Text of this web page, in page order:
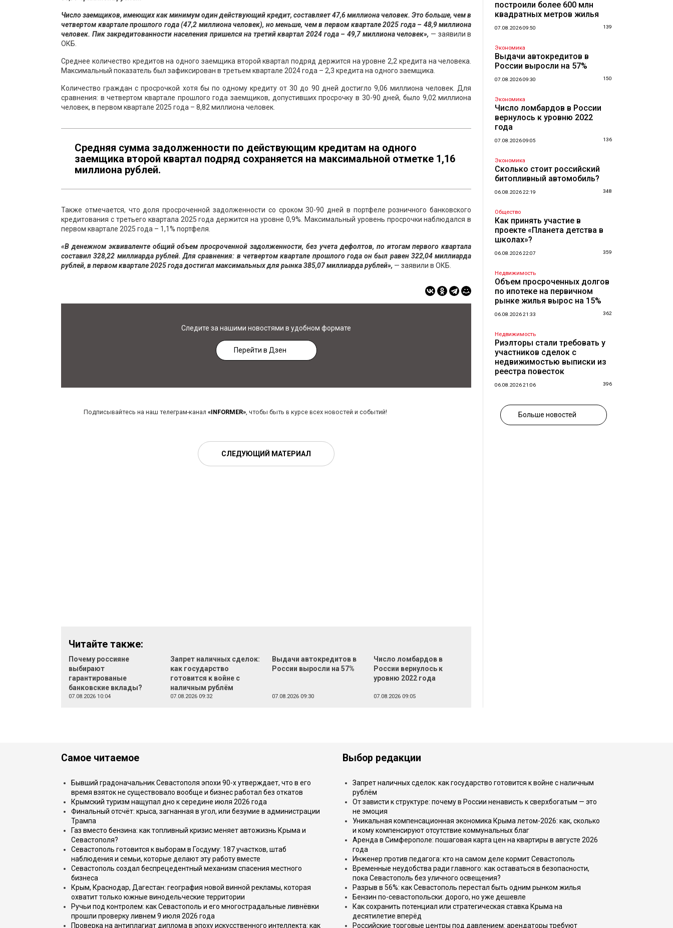
Число заемщиков, имеющих как минимум один действующий кредит, составляет 47,6 миллиона человек. Это больше, чем в
четвертом квартале прошлого года (47,2 миллиона человек), но меньше, чем в первом квартале 2025 года – 48,9 миллиона
человек. Пик закредитованности населения пришелся на третий квартал 2024 года – 49,7 миллиона человек», — заявили в
ОКБ.
Среднее количество кредитов на одного заемщика второй квартал подряд держится на уровне 2,2 кредита на человека.
Максимальный показатель был зафиксирован в третьем квартале 2024 года – 2,3 кредита на одного заемщика.
Количество граждан с просрочкой хотя бы по одному кредиту от 30 до 90 дней достигло 9,06 миллиона человек. Для
сравнения: в четвертом квартале прошлого года заемщиков, допустивших просрочку в 30-90 дней, было 9,02 миллиона
человек, в первом квартале 2025 года – 8,82 миллиона человек.
Средняя сумма задолженности по действующим кредитам на одного
заемщика второй квартал подряд сохраняется на максимальной отметке 1,16
миллиона рублей.
Также отмечается, что доля просроченной задолженности со сроком 30-90 дней в портфеле розничного банковского
кредитования с третьего квартала 2025 года держится на уровне 0,9%. Максимальный уровень просрочки наблюдался в
первом квартале 2025 года – 1,1% портфеля.
«В денежном эквиваленте общий объем просроченной задолженности, без учета дефолтов, по итогам первого квартала
составил 328,22 миллиарда рублей. Для сравнения: в четвертом квартале прошлого года он был равен 322,04 миллиарда
рублей, в первом квартале 2025 года достигал максимальных для рынка 385,07 миллиарда рублей», — заявили в ОКБ.
Следите за нашими новостями в удобном формате
Перейти в Дзен
Подписывайтесь на наш телеграм-канал «INFORMER», чтобы быть в курсе всех новостей и событий!
СЛЕДУЮЩИЙ МАТЕРИАЛ
Читайте также:
Почему россияне
выбирают
гарантированые
банковские вклады?
07.08.2026 10:04
Запрет наличных сделок:
как государство
готовится к войне с
наличным рублём
07.08.2026 09:32
Выдачи автокредитов в
России выросли на 57%
07.08.2026 09:30
Число ломбардов в
России вернулось к
уровню 2022 года
07.08.2026 09:05
построили более 600 млн
квадратных метров жилья
07.08.2026 09:50 139
Экономика
Выдачи автокредитов в
России выросли на 57%
07.08.2026 09:30 150
Экономика
Число ломбардов в России
вернулось к уровню 2022
года
07.08.2026 09:05 136
Экономика
Сколько стоит российский
битопливный автомобиль?
06.08.2026 22:19 348
Общество
Как принять участие в
проекте «Планета детства в
школах»?
06.08.2026 22:07 359
Недвижимость
Объем просроченных долгов
по ипотеке на первичном
рынке жилья вырос на 15%
06.08.2026 21:33 362
Недвижимость
Риэлторы стали требовать у
участников сделок с
недвижимостью выписки из
реестра повесток
06.08.2026 21:06 396
Больше новостей
Самое читаемое
Бывший градоначальник Севастополя эпохи 90-х утверждает, что в его
время взяток не существовало вообще и бизнес работал без откатов
Крымский туризм нащупал дно к середине июля 2026 года
Финальный отсчёт: крыса, загнанная в угол, или безумие в администрации
Трампа
Газ вместо бензина: как топливный кризис меняет автожизнь Крыма и
Севастополя?
Севастополь готовится к выборам в Госдуму: 187 участков, штаб
наблюдения и семьи, которые делают эту работу вместе
Севастополь создал беспрецедентный механизм спасения местного
бизнеса
Крым, Краснодар, Дагестан: география новой винной рекламы, которая
охватит только южные винодельческие территории
Ручьи под контролем: как Севастополь и его многострадальные ливнёвки
прошли проверку ливнем 9 июля 2026 года
Проверка на антиплагиат диплома в эпоху искусственного интеллекта: как
Выбор редакции
Запрет наличных сделок: как государство готовится к войне с наличным
рублём
От зависти к структуре: почему в России ненависть к сверхбогатым — это
не эмоция
Уникальная компенсационная экономика Крыма летом-2026: как, сколько
и кому компенсируют отсутствие коммунальных благ
Аренда в Симферополе: пошаговая карта цен на квартиры в августе 2026
года
Инженер против педагога: кто на самом деле кормит Севастополь
Временные неудобства ради главного: как оставаться в безопасности,
пока Севастополь без уличного освещения?
Разрыв в 56%: как Севастополь перестал быть одним рынком жилья
Бензин по-севастопольски: дорого, но уже дешевле
Как сохранить потенциал или стратегическая ставка Крыма на
десятилетие вперёд
Российские торговые центры под давлением: арендаторы требуют